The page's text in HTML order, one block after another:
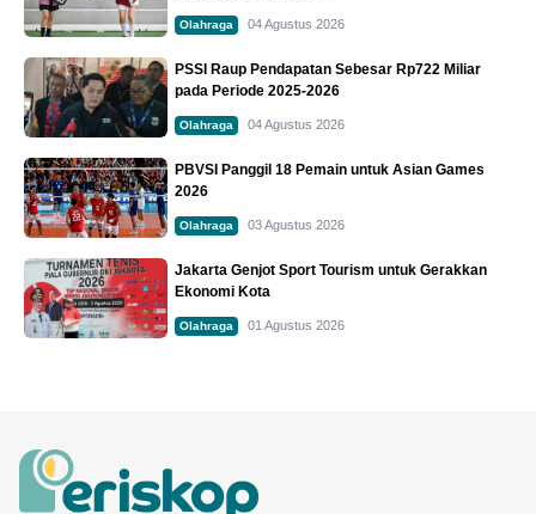
Olahraga 04 Agustus 2026
PSSI Raup Pendapatan Sebesar Rp722 Miliar
pada Periode 2025-2026
Olahraga 04 Agustus 2026
PBVSI Panggil 18 Pemain untuk Asian Games
2026
Olahraga 03 Agustus 2026
Jakarta Genjot Sport Tourism untuk Gerakkan
Ekonomi Kota
Olahraga 01 Agustus 2026